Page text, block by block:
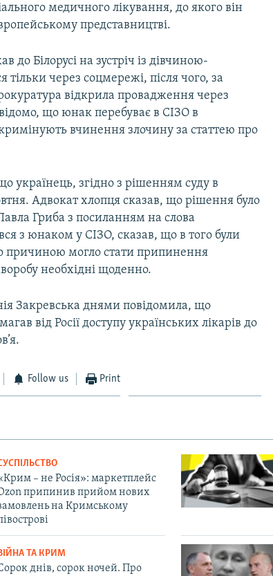
медичного лікування, до якого він
представництві.
до Білорусі на зустріч із дівчиною-
тільки через соцмережі, після чого, за
відкрила провадження через
що юнак перебуває в СІЗО в
вчинення злочину за статтею про
українець, згідно з рішенням суду в
Адвокат хлопця сказав, що рішення було
Гриба з посиланням на слова
з юнаком у СІЗО, сказав, що в того були
причиною могло стати припинення
необхідні щоденно.
Закревська днями повідомила, що
від Росії доступу українських лікарів до
Follow us Print
– не Росія»: маркетплейс
припинив прийом нових
на Кримському
ТА КРИМ
днів, сорок ночей. Про